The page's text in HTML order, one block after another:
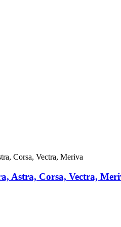
Astra, Corsa, Vectra,